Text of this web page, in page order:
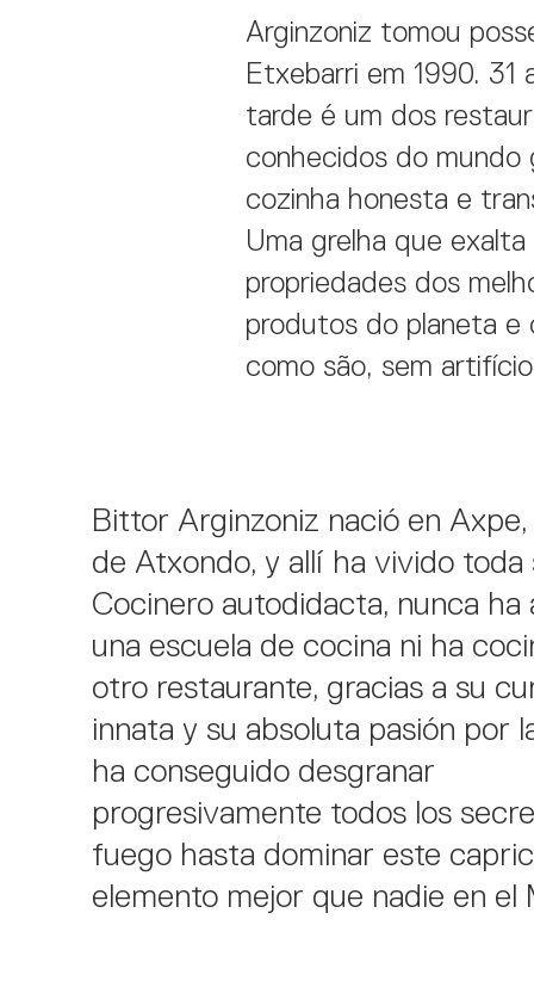
Arginzoniz tomou
Etxebarri em 1990. 31
tarde é um dos
conhecidos do mundo
cozinha honesta e
Uma grelha que exalta
propriedades dos
produtos do planeta e
como são, sem
Bittor Arginzoniz nació en Axpe,
de Atxondo, y allí ha vivido toda
Cocinero autodidacta, nunca ha
una escuela de cocina ni ha
otro restaurante, gracias a su
innata y su absoluta pasión por
ha conseguido desgranar
progresivamente todos los
fuego hasta dominar este
elemento mejor que nadie en el